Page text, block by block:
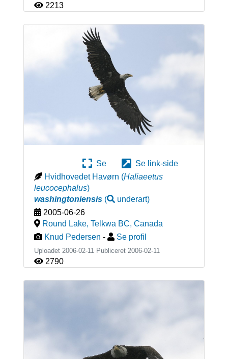
2213
Se
Se link-side
Hvidhovedet Havørn (Haliaeetus
leucocephalus)
washingtoniensis( underart)
2005-06-26
Round Lake, Telkwa BC, Canada
Knud Pedersen - Se profil
Uploadet 2006-02-11 Publiceret 2006-02-11
2790